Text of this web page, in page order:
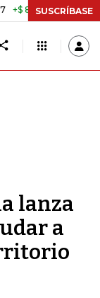
+2,19%
SUSCRÍBASE
lanza
a